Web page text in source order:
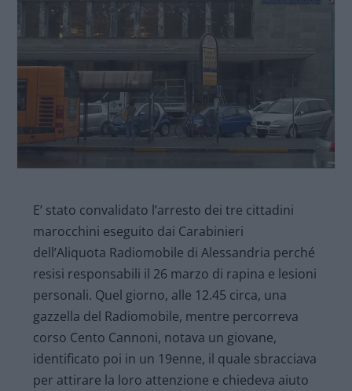
E’ stato convalidato l’arresto dei tre cittadini
marocchini eseguito dai Carabinieri
dell’Aliquota Radiomobile di Alessandria perché
resisi responsabili il 26 marzo di rapina e lesioni
personali. Quel giorno, alle 12.45 circa, una
gazzella del Radiomobile, mentre percorreva
corso Cento Cannoni, notava un giovane,
identificato poi in un 19enne, il quale sbracciava
per attirare la loro attenzione e chiedeva aiuto